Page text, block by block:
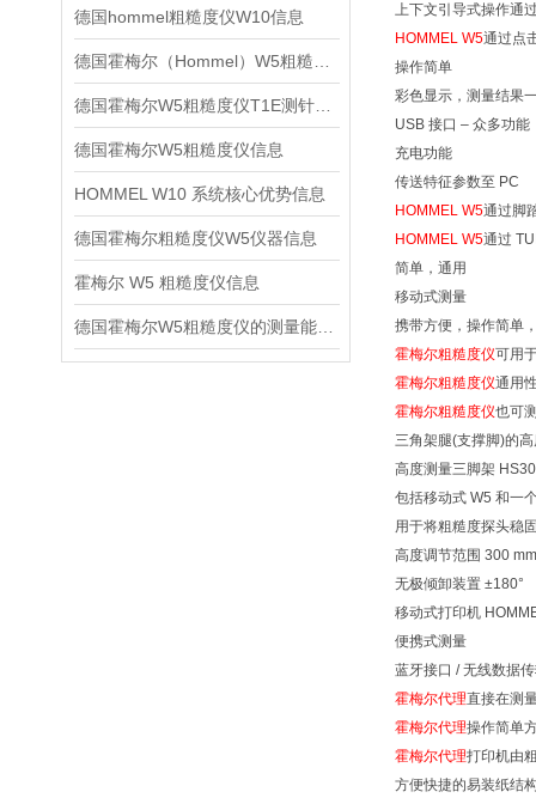
德国hommel粗糙度仪W10信息
德国霍梅尔W5粗糙度仪信息
HOMMEL W10 系统核心优势信息
德国霍梅尔粗糙度仪W5仪器信息
霍梅尔 W5 粗糙度仪信息
上下文引导式操作通
HOMMEL W5通过点
操作简单
彩色显示，测量结果
USB 接口 – 众多功能
充电功能
传送特征参数至 PC
HOMMEL W5通过脚
HOMMEL W5通过
简单，通用
移动式测量
携带方便，操作简单
霍梅尔粗糙度仪可用
霍梅尔粗糙度仪通用
霍梅尔粗糙度仪也可
三角架腿(支撑脚)的
高度测量三脚架
包括移动式 W5 和一
用于将粗糙度探头稳
高度调节范围 300 mm
无极倾卸装置 ±180°
移动式打印机
便携式测量
蓝牙接口 / 无线数据
霍梅尔代理直接在测
霍梅尔代理操作简单
霍梅尔代理打印机由
方便快捷的易装纸结